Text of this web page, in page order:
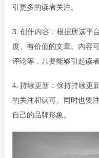
引更多的读者关注。
3. 创作内容：根据所选平
度、有价值的文章。内容
评论等，只要能够引起读
4. 持续更新：保持持续更
的关注和认可。同时也要
自己的品牌形象。